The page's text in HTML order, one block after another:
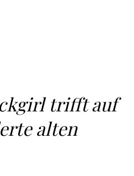
trifft auf
alten